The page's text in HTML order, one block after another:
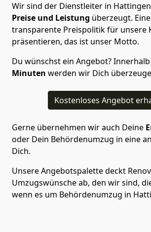
Wir sind der Dienstleiter in
Preise und Leistung überzeugt.
transparente Preispolitik für unsere
präsentieren, das ist unser Motto.
Du wünschst ein Angebot?
Minuten werden wir Dich
Kostenloses Angebot
Gerne übernehmen wir auch Deine
oder Dein Behördenumzug in eine
Dich.
Unsere Angebotspalette deckt
Umzugswünsche ab, den wir sind,
wenn es um Behördenumzug in